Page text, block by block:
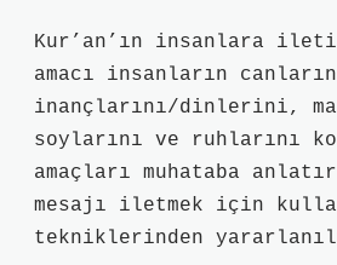
Kur’an’ın insanlara
amacı insanların
inançlarını/dinlerini,
soylarını ve ruhlarını
amaçları muhataba
mesajı iletmek için
tekniklerinden